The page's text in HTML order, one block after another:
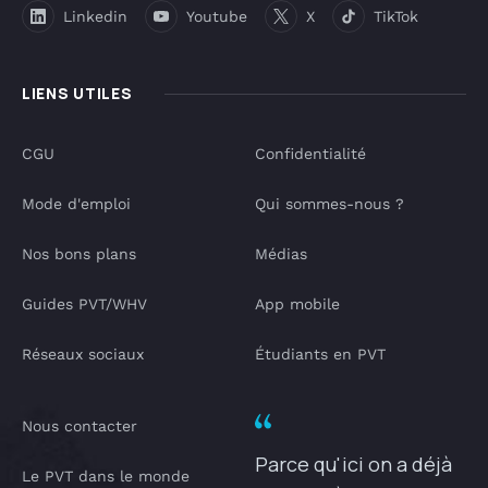
LIENS UTILES
Linkedin Youtube X TikTok
CGU
Mode d'emploi
Nos bons plans
Guides PVT/WHV
Réseaux sociaux
Confidentialité
Qui sommes-nous ?
Médias
App mobile
Étudiants en PVT
Nous contacter
Le PVT dans le monde
Parce qu'ici on a déjà